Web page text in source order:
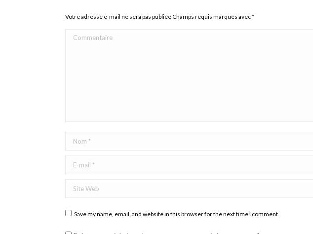
Votre adresse e-mail ne sera pas publiée Champs requis marqués avec*
Commentaire
Nom *
E-mail *
Site Web
Save my name, email, and website in this browser for the next time I comment.